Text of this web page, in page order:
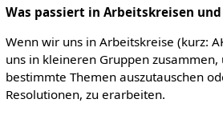
Was passiert in Arbeitskreisen und
Wenn wir uns in Arbeitskreise (kurz:
uns in kleineren Gruppen zusammen,
bestimmte Themen auszutauschen
Resolutionen, zu erarbeiten.